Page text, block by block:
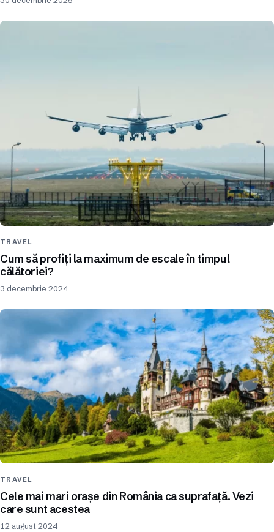
TRAVEL
Cum să profiți la maximum de escale în timpul
călătoriei?
3 decembrie 2024
TRAVEL
Cele mai mari orașe din România ca suprafață. Vezi
care sunt acestea
12 august 2024